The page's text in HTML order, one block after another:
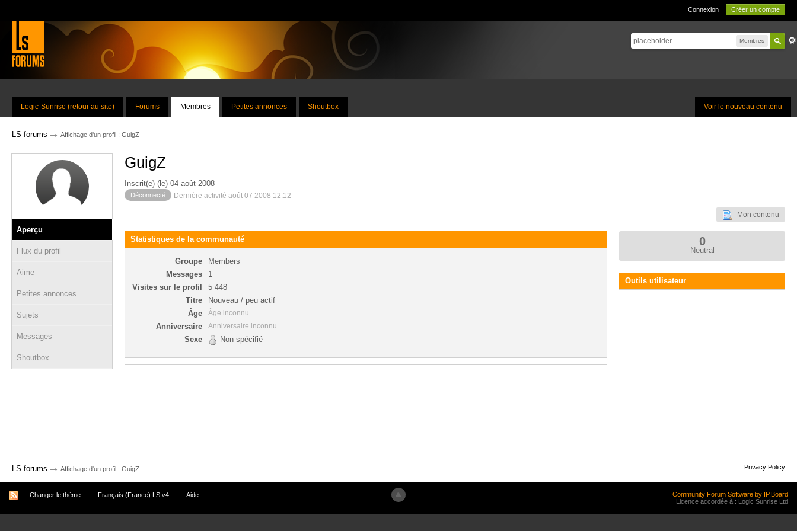
Connexion Créer un compte
Membres
Voir le nouveau contenu
Logic-Sunrise (retour au site) Forums Membres Petites annonces Shoutbox
LS forums → Affichage d'un profil : GuigZ
Aperçu
Flux du profil
Aime
Petites annonces
Sujets
Messages
Shoutbox
GuigZ
Inscrit(e) (le) 04 août 2008
Déconnecté Dernière activité août 07 2008 12:12
Mon contenu
Statistiques de la communauté
Groupe
Members
Messages
1
Visites sur le profil
5 448
Titre
Nouveau / peu actif
Âge
Âge inconnu
Anniversaire Anniversaire inconnu
Sexe Non spécifié
0
Neutral
Outils utilisateur
LS forums → Affichage d'un profil : GuigZ Privacy Policy
Changer le thème Français (France) LS v4 Aide
Community Forum Software by IP.Board
Licence accordée à : Logic Sunrise Ltd